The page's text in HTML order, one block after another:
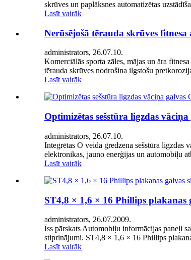
skrūves un paplāksnes automatizētas
Lasīt vairāk
Nerūsējošā tērauda skrūves
administrators, 26.07.10.
Komerciālās sporta zāles, mājas un āra
tērauda skrūves nodrošina ilgstošu
Lasīt vairāk
Optimizētas sešstūra ligzdas
administrators, 26.07.10.
Integrētas O veida gredzena sešstūra ligzdas
elektronikas, jauno enerģijas un automobiļu
Lasīt vairāk
ST4,8 × 1,6 × 16 Phillips
administrators, 26.07.2009.
Īss pārskats Automobiļu informācijas paneļi
stiprinājumi. ST4,8 × 1,6 × 16 Phillips
Lasīt vairāk